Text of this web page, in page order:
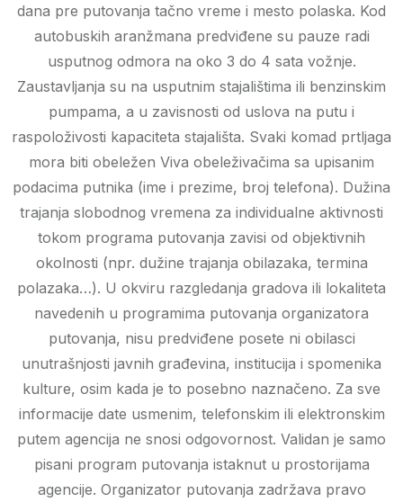
dana pre putovanja tačno vreme i mesto polaska. Kod
autobuskih aranžmana predviđene su pauze radi
usputnog odmora na oko 3 do 4 sata vožnje.
Zaustavljanja su na usputnim stajalištima ili benzinskim
pumpama, a u zavisnosti od uslova na putu i
raspoloživosti kapaciteta stajališta. Svaki komad prtljaga
mora biti obeležen Viva obeleživačima sa upisanim
podacima putnika (ime i prezime, broj telefona). Dužina
trajanja slobodnog vremena za individualne aktivnosti
tokom programa putovanja zavisi od objektivnih
okolnosti (npr. dužine trajanja obilazaka, termina
polazaka…). U okviru razgledanja gradova ili lokaliteta
navedenih u programima putovanja organizatora
putovanja, nisu predviđene posete ni obilasci
unutrašnjosti javnih građevina, institucija i spomenika
kulture, osim kada je to posebno naznačeno. Za sve
informacije date usmenim, telefonskim ili elektronskim
putem agencija ne snosi odgovornost. Validan je samo
pisani program putovanja istaknut u prostorijama
agencije. Organizator putovanja zadržava pravo